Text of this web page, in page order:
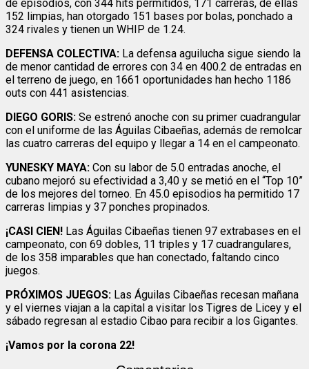
de episodios, con 344 hits permitidos, 171 carreras, de ellas
152 limpias, han otorgado 151 bases por bolas, ponchado a
324 rivales y tienen un WHIP de 1.24.
DEFENSA COLECTIVA: La defensa aguilucha sigue siendo la
de menor cantidad de errores con 34 en 400.2 de entradas en
el terreno de juego, en 1661 oportunidades han hecho 1186
outs con 441 asistencias.
DIEGO GORIS: Se estrenó anoche con su primer cuadrangular
con el uniforme de las Águilas Cibaeñas, además de remolcar
las cuatro carreras del equipo y llegar a 14 en el campeonato.
YUNESKY MAYA: Con su labor de 5.0 entradas anoche, el
cubano mejoró su efectividad a 3,40 y se metió en el “Top 10”
de los mejores del torneo. En 45.0 episodios ha permitido 17
carreras limpias y 37 ponches propinados.
¡CASI CIEN! Las Águilas Cibaeñas tienen 97 extrabases en el
campeonato, con 69 dobles, 11 triples y 17 cuadrangulares,
de los 358 imparables que han conectado, faltando cinco
juegos.
PRÓXIMOS JUEGOS: Las Águilas Cibaeñas recesan mañana
y el viernes viajan a la capital a visitar los Tigres de Licey y el
sábado regresan al estadio Cibao para recibir a los Gigantes.
¡Vamos por la corona 22!